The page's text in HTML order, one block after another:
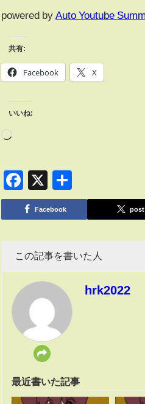
powered by Auto Youtube
共有:
Facebook X
いいね:
Facebook
X
有
Facebook post
この記事を書いた人
hrk2022
最近書いた記事